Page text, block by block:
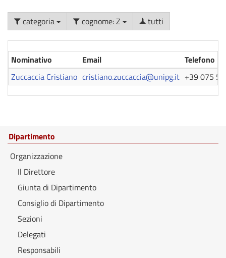
categoria cognome: Z tutti
Nominativo Email
Telefono
Zuccaccia Cristiano cristiano.zuccaccia@unipg.it +39 075
Dipartimento
Organizzazione
Il Direttore
Giunta di Dipartimento
Consiglio di Dipartimento
Sezioni
Delegati
Responsabili